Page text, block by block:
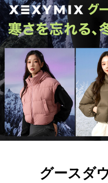
グースダ